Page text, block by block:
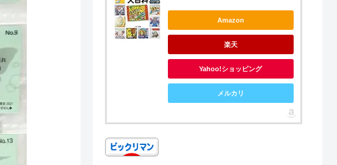
Amazon
楽天
Yahoo!ショッピング
メルカリ